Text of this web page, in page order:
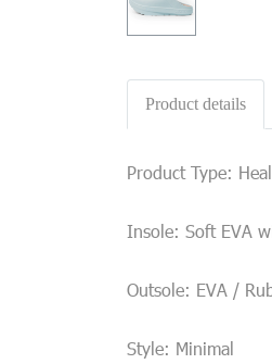
Product details
Product Type:
Insole: Soft EVA
Outsole: EVA /
Style: Minimal